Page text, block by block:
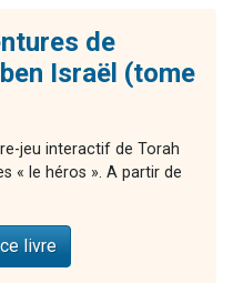
de
Israël (tome
jeu interactif de Torah
« le héros ». A partir de
livre